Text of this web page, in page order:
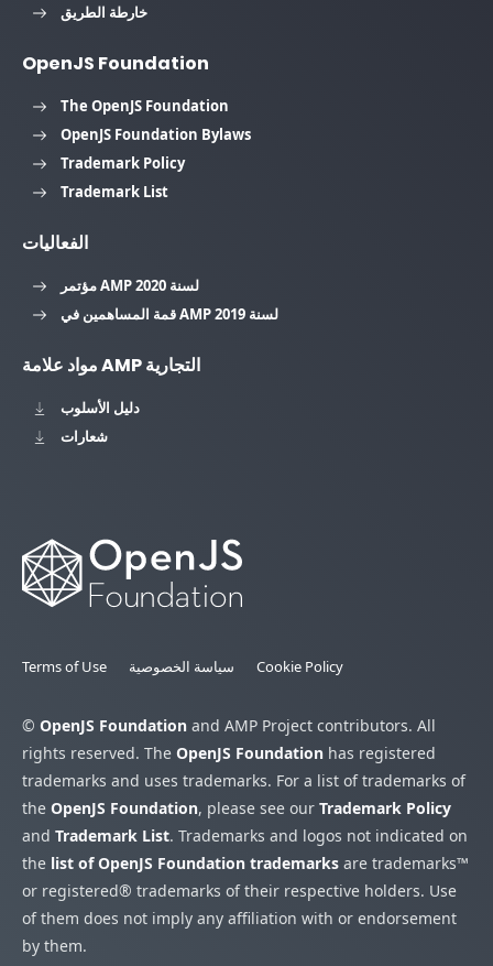
خارطة الطريق
OpenJS Foundation
The OpenJS Foundation
OpenJS Foundation Bylaws
Trademark Policy
Trademark List
الفعاليات
مؤتمر AMP لسنة 2020
قمة المساهمين في AMP لسنة 2019
مواد علامة AMP التجارية
دليل الأسلوب
شعارات
Terms of Use سياسة الخصوصية Cookie Policy
© OpenJS Foundation and AMP Project contributors. All
rights reserved. The OpenJS Foundation has registered
trademarks and uses trademarks. For a list of trademarks of
the OpenJS Foundation, please see our Trademark Policy
and Trademark List. Trademarks and logos not indicated on
the list of OpenJS Foundation trademarks are trademarks™
or registered® trademarks of their respective holders. Use
of them does not imply any affiliation with or endorsement
by them.